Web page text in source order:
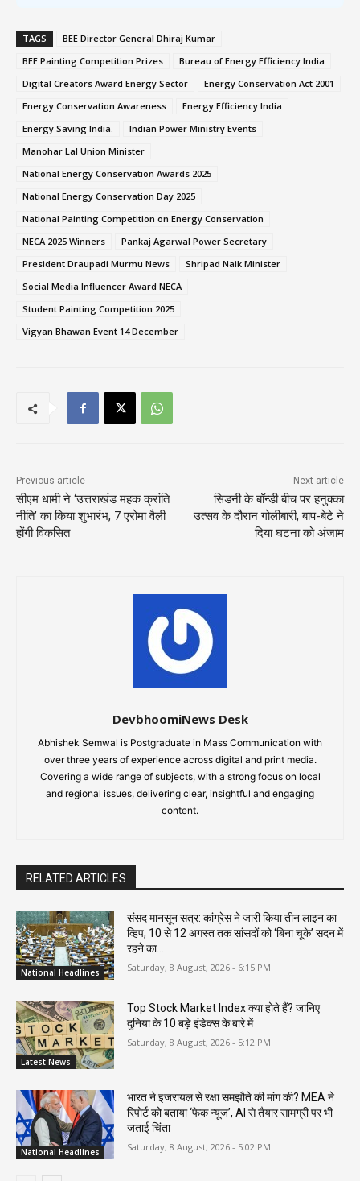
TAGS
BEE Director General Dhiraj Kumar
BEE Painting Competition Prizes
Bureau of Energy Efficiency India
Digital Creators Award Energy Sector
Energy Conservation Act 2001
Energy Conservation Awareness
Energy Efficiency India
Energy Saving India.
Indian Power Ministry Events
Manohar Lal Union Minister
National Energy Conservation Awards 2025
National Energy Conservation Day 2025
National Painting Competition on Energy Conservation
NECA 2025 Winners
Pankaj Agarwal Power Secretary
President Draupadi Murmu News
Shripad Naik Minister
Social Media Influencer Award NECA
Student Painting Competition 2025
Vigyan Bhawan Event 14 December
Previous article
सीएम धामी ने ‘उत्तराखंड महक क्रांति
नीति’ का किया शुभारंभ, 7 एरोमा वैली
होंगी विकसित
Next article
सिडनी के बॉन्डी बीच पर हनुक्का
उत्सव के दौरान गोलीबारी, बाप-बेटे ने
दिया घटना को अंजाम
DevbhoomiNews Desk
Abhishek Semwal is Postgraduate in Mass Communication with
over three years of experience across digital and print media.
Covering a wide range of subjects, with a strong focus on local
and regional issues, delivering clear, insightful and engaging
content.
RELATED ARTICLES
National Headlines
संसद मानसून सत्र: कांग्रेस ने जारी किया तीन लाइन का
व्हिप, 10 से 12 अगस्त तक सांसदों को ‘बिना चूके’ सदन में
रहने का...
Saturday, 8 August, 2026 - 6:15 PM
Latest News
Top Stock Market Index क्या होते हैं? जानिए
दुनिया के 10 बड़े इंडेक्स के बारे में
Saturday, 8 August, 2026 - 5:12 PM
National Headlines
भारत ने इजरायल से रक्षा समझौते की मांग की? MEA ने
रिपोर्ट को बताया ‘फेक न्यूज’, AI से तैयार सामग्री पर भी
जताई चिंता
Saturday, 8 August, 2026 - 5:02 PM